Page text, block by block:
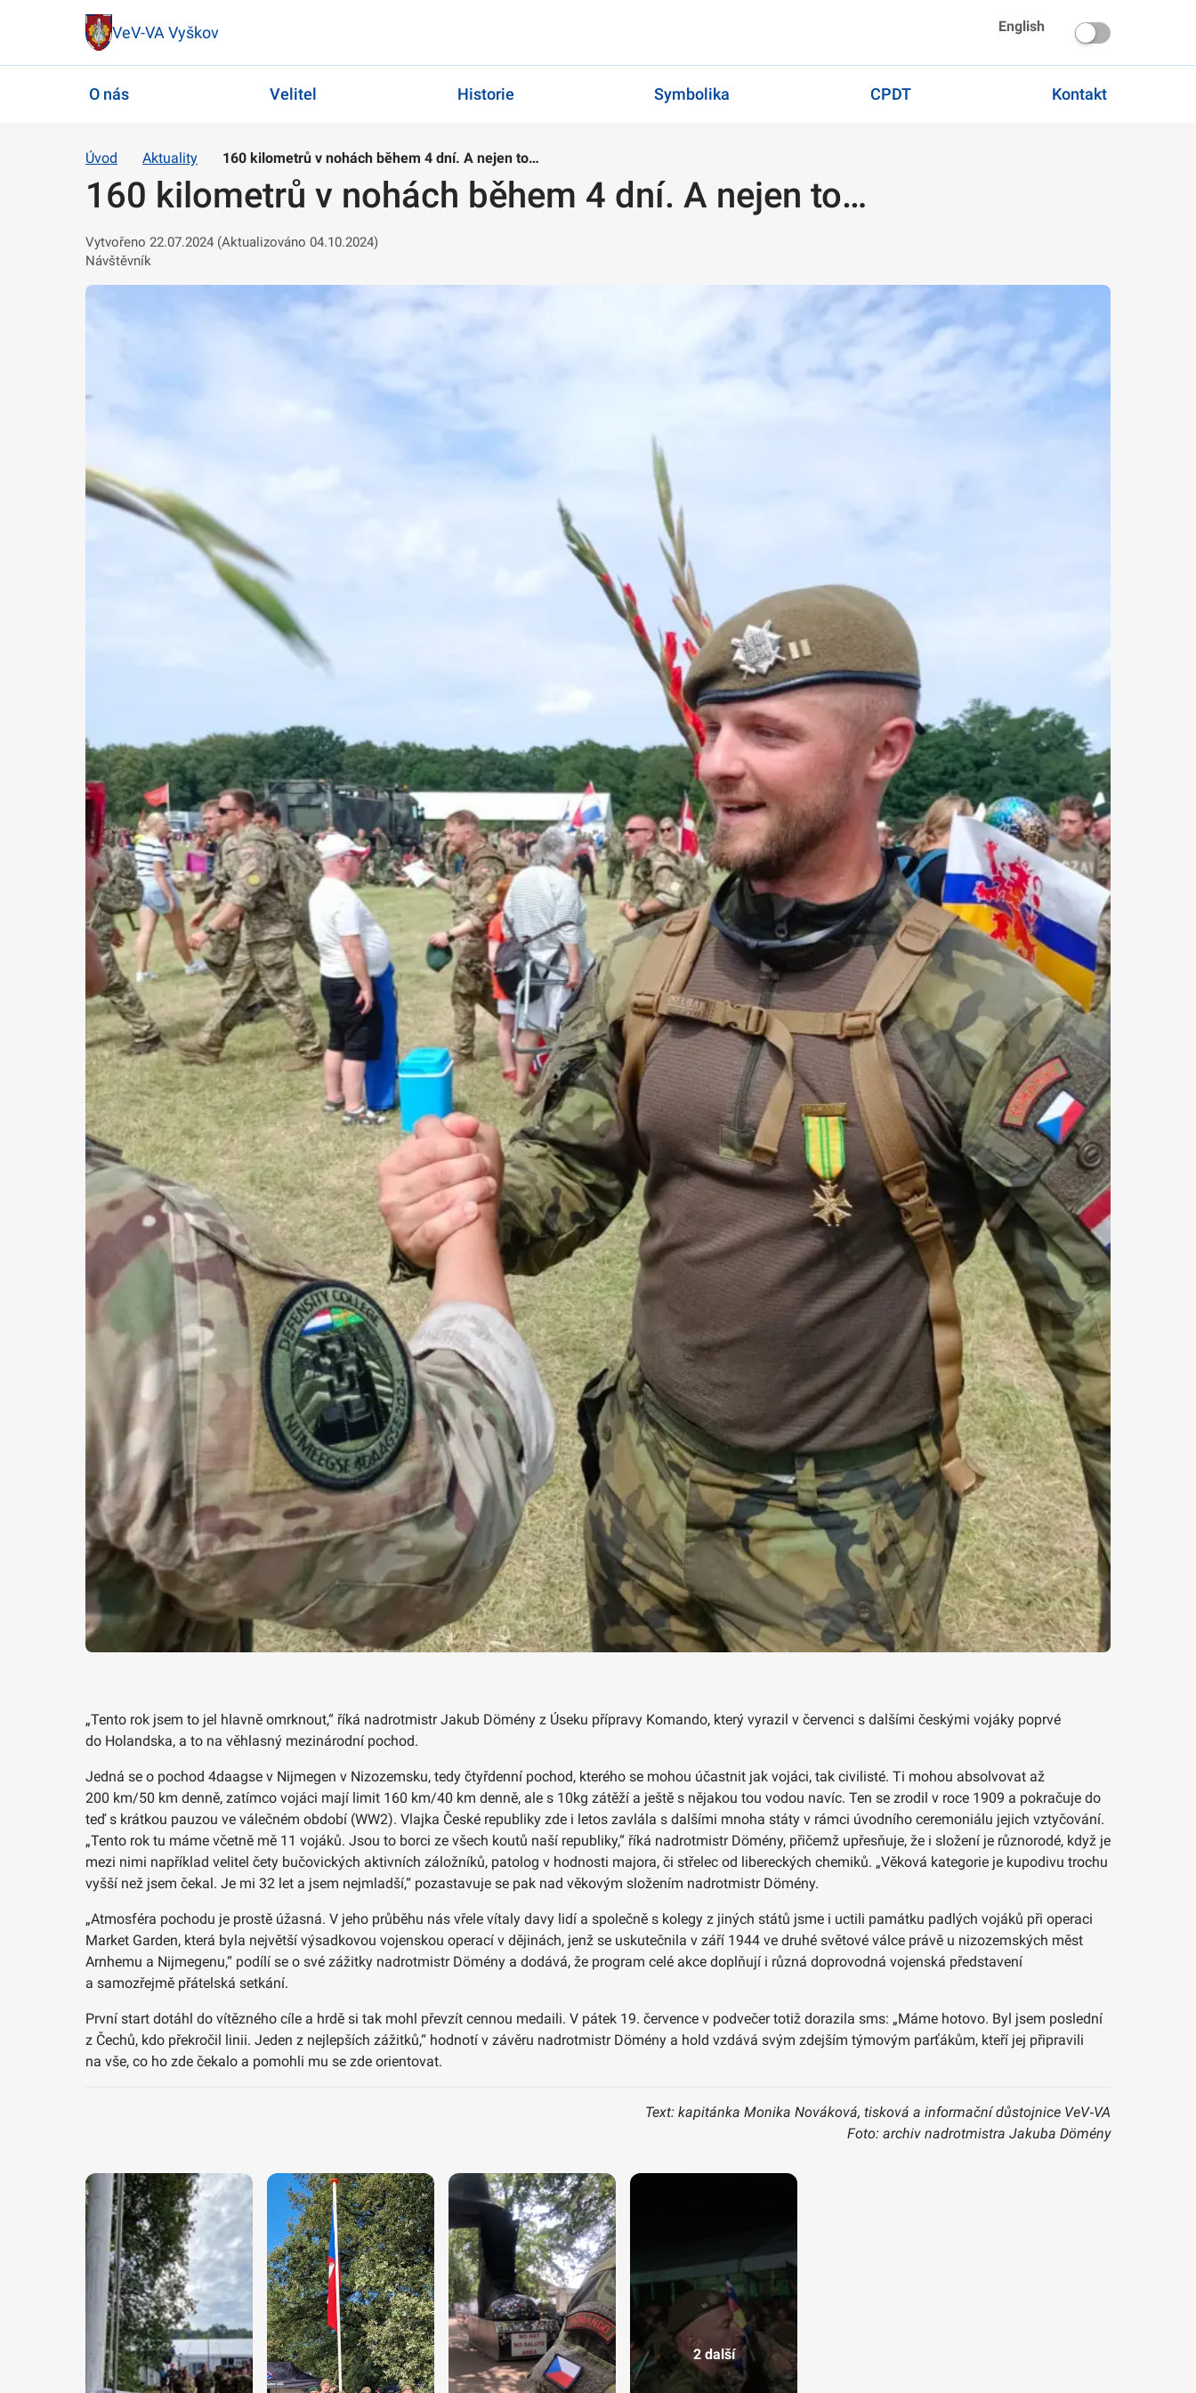
VeV-VA Vyškov English
O nás Velitel Historie Symbolika CPDT Kontakt
Úvod Aktuality 160 kilometrů v nohách během 4 dní. A nejen to…
160 kilometrů v nohách během 4 dní. A nejen to…
Vytvořeno 22.07.2024 (Aktualizováno 04.10.2024)
Návštěvník
„Tento rok jsem to jel hlavně omrknout,“ říká nadrotmistr Jakub Dömény z Úseku přípravy Komando, který vyrazil v červenci s dalšími českými vojáky poprvé
do Holandska, a to na věhlasný mezinárodní pochod.
Jedná se o pochod 4daagse v Nijmegen v Nizozemsku, tedy čtyřdenní pochod, kterého se mohou účastnit jak vojáci, tak civilisté. Ti mohou absolvovat až
200 km/50 km denně, zatímco vojáci mají limit 160 km/40 km denně, ale s 10kg zátěží a ještě s nějakou tou vodou navíc. Ten se zrodil v roce 1909 a pokračuje do
teď s krátkou pauzou ve válečném období (WW2). Vlajka České republiky zde i letos zavlála s dalšími mnoha státy v rámci úvodního ceremoniálu jejich vztyčování.
„Tento rok tu máme včetně mě 11 vojáků. Jsou to borci ze všech koutů naší republiky,“ říká nadrotmistr Dömény, přičemž upřesňuje, že i složení je různorodé, když je
mezi nimi například velitel čety bučovických aktivních záložníků, patolog v hodnosti majora, či střelec od libereckých chemiků. „Věková kategorie je kupodivu trochu
vyšší než jsem čekal. Je mi 32 let a jsem nejmladší,“ pozastavuje se pak nad věkovým složením nadrotmistr Dömény.
„Atmosféra pochodu je prostě úžasná. V jeho průběhu nás vřele vítaly davy lidí a společně s kolegy z jiných států jsme i uctili památku padlých vojáků při operaci
Market Garden, která byla největší výsadkovou vojenskou operací v dějinách, jenž se uskutečnila v září 1944 ve druhé světové válce právě u nizozemských měst
Arnhemu a Nijmegenu,“ podílí se o své zážitky nadrotmistr Dömény a dodává, že program celé akce doplňují i různá doprovodná vojenská představení
a samozřejmě přátelská setkání.
První start dotáhl do vítězného cíle a hrdě si tak mohl převzít cennou medaili. V pátek 19. července v podvečer totiž dorazila sms: „Máme hotovo. Byl jsem poslední
z Čechů, kdo překročil linii. Jeden z nejlepších zážitků,“ hodnotí v závěru nadrotmistr Dömény a hold vzdává svým zdejším týmovým parťákům, kteří jej připravili
na vše, co ho zde čekalo a pomohli mu se zde orientovat.
Text: kapitánka Monika Nováková, tisková a informační důstojnice VeV‑VA
Foto: archiv nadrotmistra Jakuba Dömény
2 další